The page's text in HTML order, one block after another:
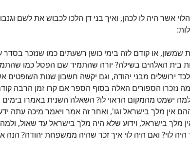
היה לו לכהן, ואיך בני דן הלכו לכבוש את לשם
או קודם לזה בימי כושן רשעתים כמו שנזכר בסדר
בית האלהים בשילה? יורה שהתמיד שם הפסל כמו
ירושלים מבני יהודה, וגם יקשה חשבון שנות
נזכרו הספורים האלה בסוף הספר אם קרו זמן
ישמט מהמקום הראוי לו? השאלה השנית באמרו בימים
אין מלך בישראל וגו', ואחר זה אמר ויאמר מיכה עתה
בישראל, וידוע שלא היה מלך בישראל עד שאול,
לוי? ואם היה לוי איך זכר שהיה ממשפחת יהודה?